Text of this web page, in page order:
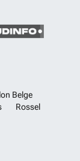
Belge
Rossel